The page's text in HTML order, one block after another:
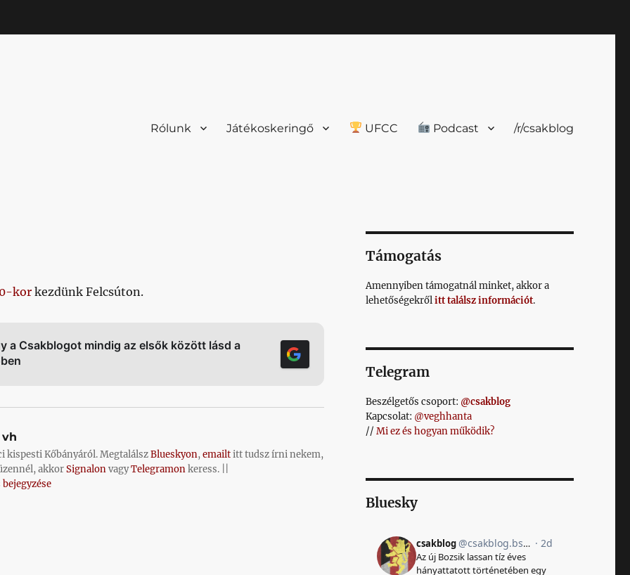
Rólunk Játékoskeringő UFCC Podcast /r/csakblog
korkezdünk Felcsúton.
a Csakblogot mindig az elsők között lásd a
kispesti Kőbányáról. MegtalálszBlueskyon,emailtitt tudsz írni nekem,
akkorSignalonvagyTelegramonkeress. ||
Támogatás
Amennyiben támogatnál minket, akkor a
lehetőségekrőlitt találsz információt.
Telegram
Beszélgetős csoport: @csakblog
Kapcsolat: @veghhanta
// Mi ez és hogyan működik?
Bluesky